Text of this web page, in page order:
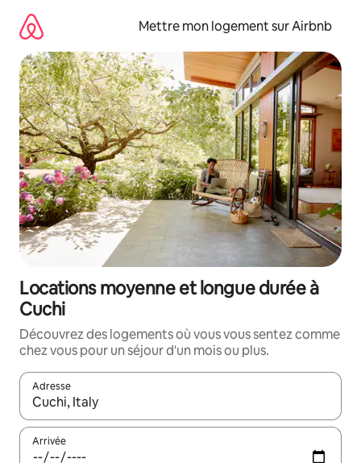
directement
contenu
Mettre mon logement sur Airbnb
Locations moyenne et longue durée à
Cuchi
Découvrez des logements où vous vous sentez comme
chez vous pour un séjour d'un mois ou plus.
Adresse
Lorsque les résultats s'affichent, utilisez les flèches vers le
Arrivée